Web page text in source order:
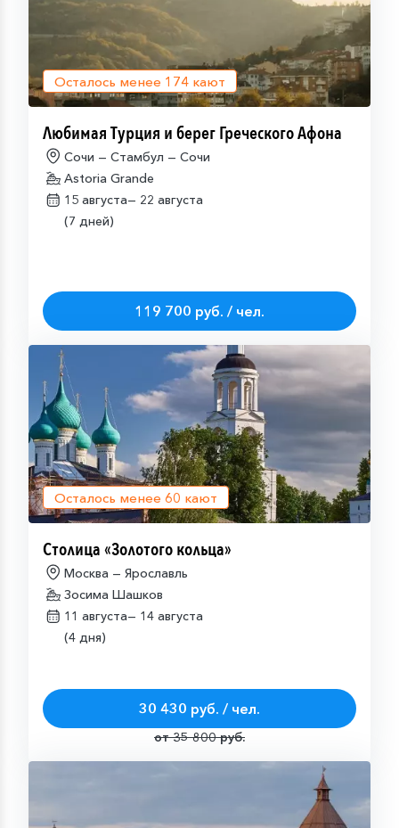
Осталось менее 174 кают
Любимая Турция и берег Греческого Афона
Сочи — Стамбул — Сочи
Astoria Grande
15 августа— 22 августа
(7 дней)
119 700 руб. / чел.
Осталось менее 60 кают
Столица «Золотого кольца»
Москва — Ярославль
Зосима Шашков
11 августа— 14 августа
(4 дня)
30 430 руб. / чел.
от 35 800 руб.